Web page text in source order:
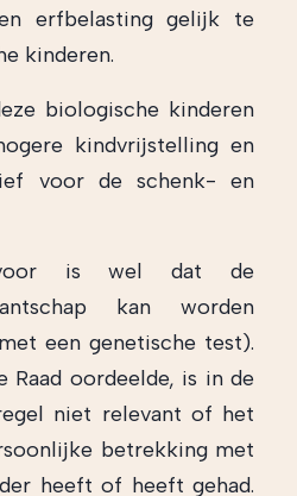
erfbelasting gelijk te
kinderen.
biologische kinderen
kindvrijstelling en
voor de schenk- en
is wel dat de
kan worden
een genetische test).
Raad oordeelde, is in de
niet relevant of het
betrekking met
heeft of heeft gehad.